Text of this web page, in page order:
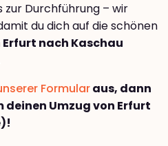
zur Durchführung – wir
du dich auf die schönen
Erfurt nach Kaschau
Formularaus, dann
Umzug von Erfurt